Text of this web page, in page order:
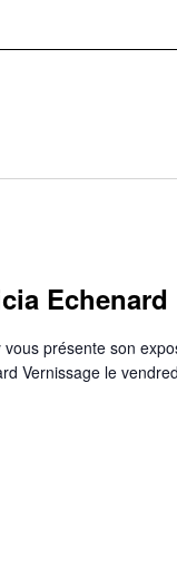
Echenard
présente son
Vernissage le